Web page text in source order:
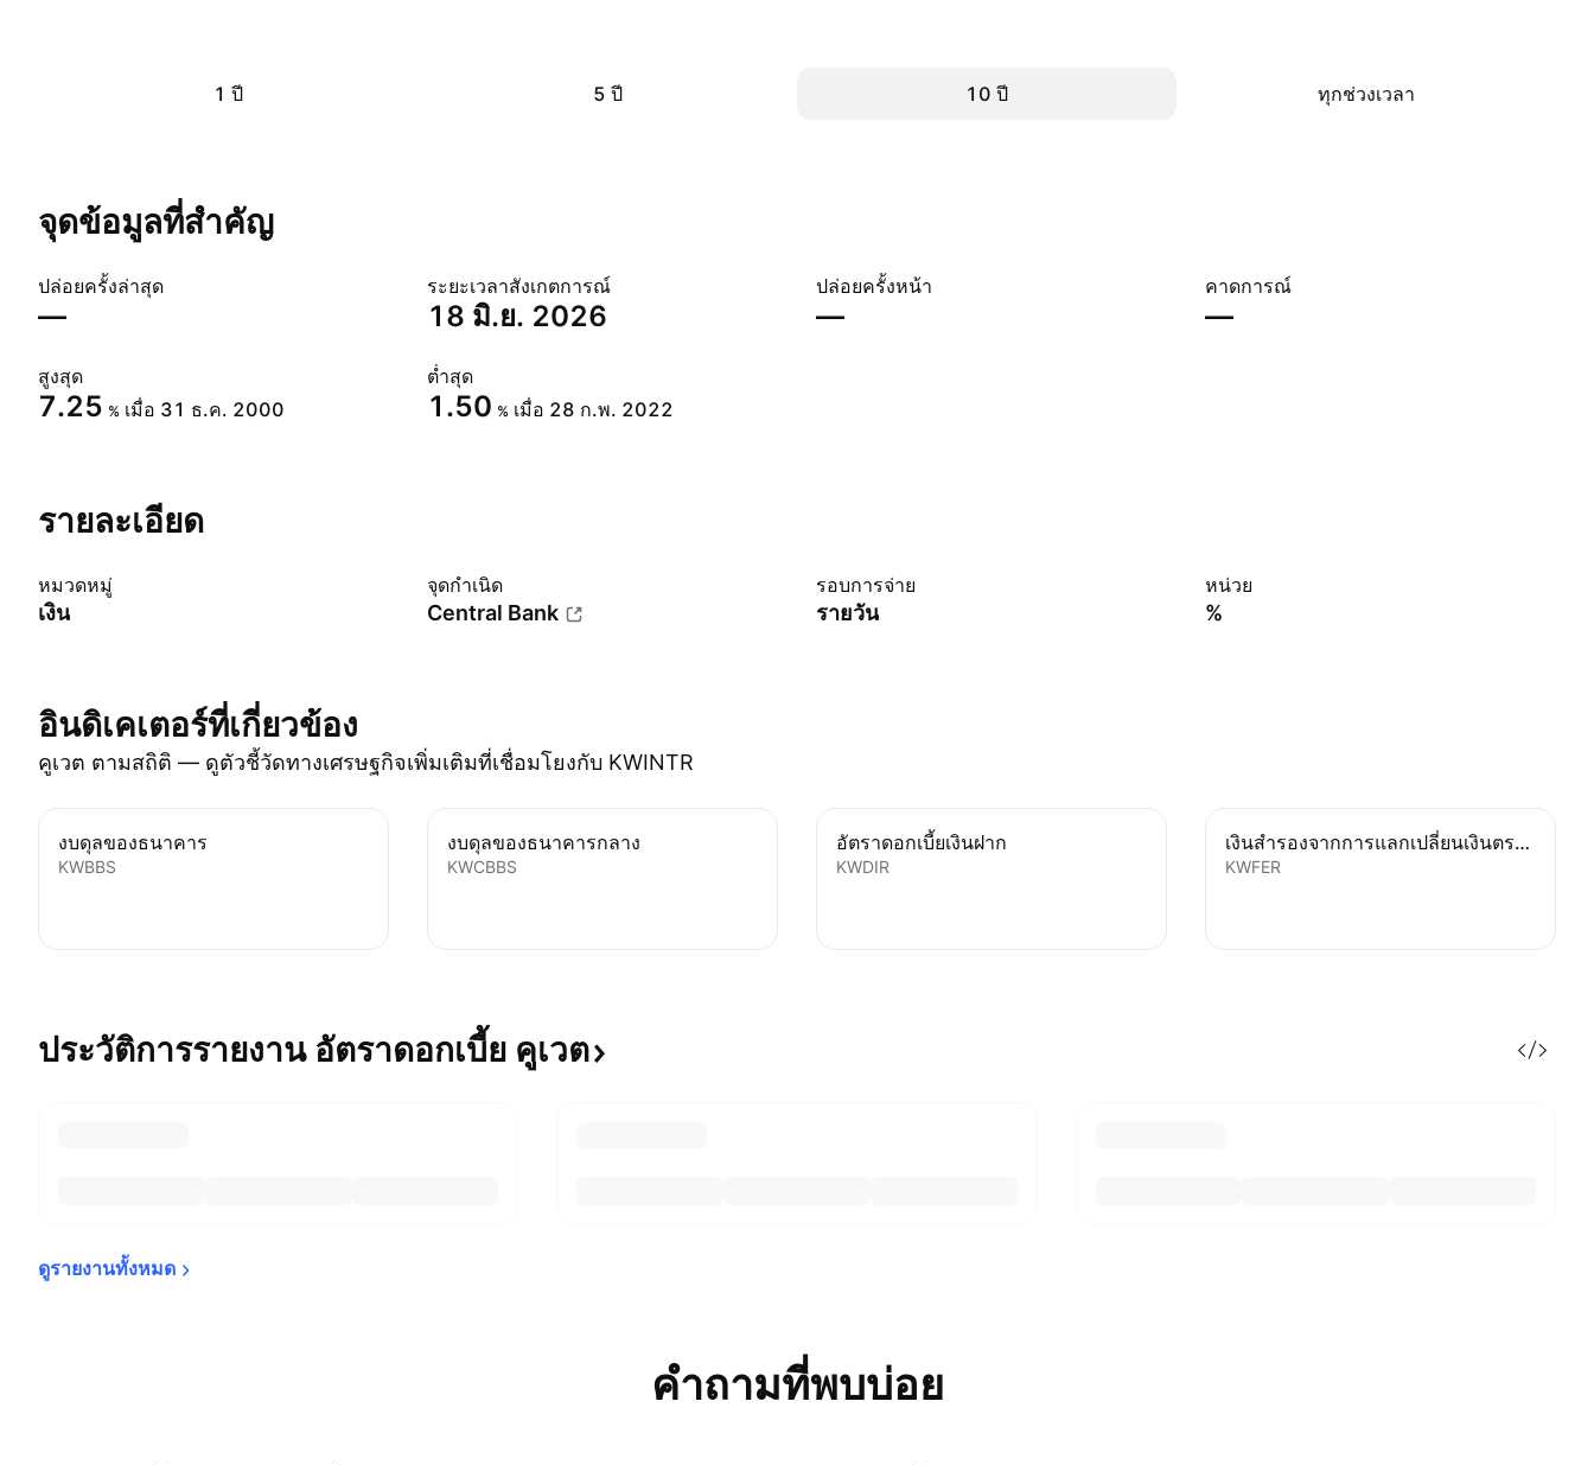
1 ปี 5 ปี 10 ปี ทุกช่วงเวลา
จุดข้อมูลที่สำคัญ
ปล่อยครั้งล่าสุด
—
ระยะเวลาสังเกตการณ์
18 มิ.ย. 2026
ปล่อยครั้งหน้า
—
คาดการณ์
—
สูงสุด
7.25 % เมื่อ 31 ธ.ค. 2000
ต่ำสุด
1.50 % เมื่อ 28 ก.พ. 2022
รายละเอียด
หมวดหมู่
เงิน
จุดกำเนิด
Central Bank
รอบการจ่าย
รายวัน
หน่วย
%
อินดิเคเตอร์ที่เกี่ยวข้อง
คูเวต ตามสถิติ — ดูตัวชี้วัดทางเศรษฐกิจเพิ่มเติมที่เชื่อมโยงกับ KWINTR
งบดุลของธนาคาร
KWBBS
งบดุลของธนาคารกลาง
KWCBBS
อัตราดอกเบี้ยเงินฝาก
KWDIR
เงินสำรองจากการแลกเปลี่ยนเงินตราต่างประเทศ
KWFER
ประวัติการรายงาน อัตราดอกเบี้ย คูเวต
ดูรายงานทั้งหมด
คำถามที่พบบ่อย